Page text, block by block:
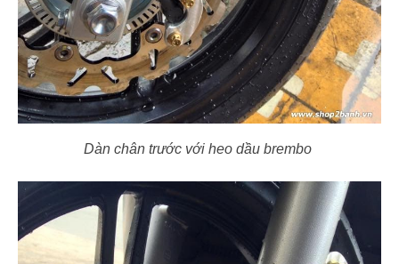
Dàn chân trước với heo dầu brembo